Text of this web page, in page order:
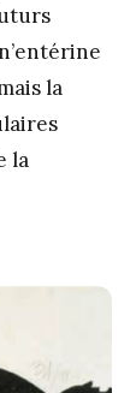
la
la